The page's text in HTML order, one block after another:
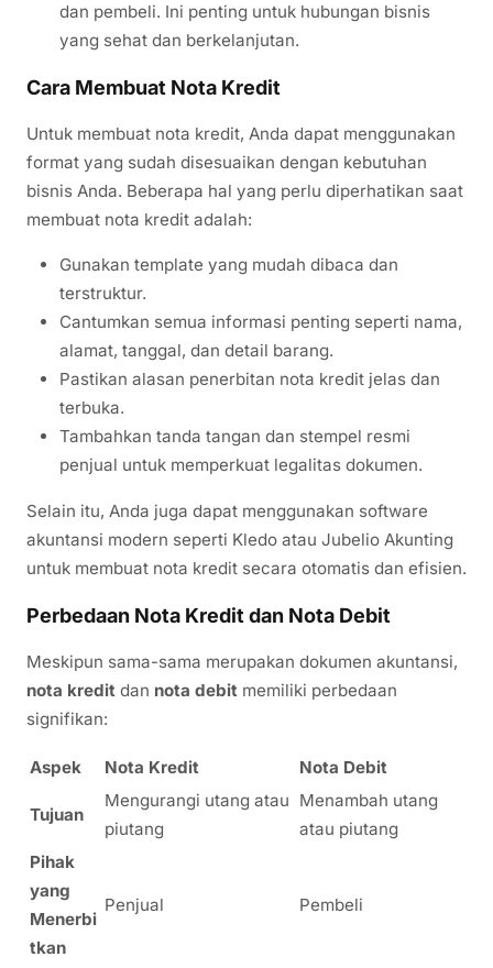
dan pembeli. Ini penting untuk hubungan bisnis
yang sehat dan berkelanjutan.
Cara Membuat Nota Kredit
Untuk membuat nota kredit, Anda dapat menggunakan
format yang sudah disesuaikan dengan kebutuhan
bisnis Anda. Beberapa hal yang perlu diperhatikan saat
membuat nota kredit adalah:
Gunakan template yang mudah dibaca dan
terstruktur.
Cantumkan semua informasi penting seperti nama,
alamat, tanggal, dan detail barang.
Pastikan alasan penerbitan nota kredit jelas dan
terbuka.
Tambahkan tanda tangan dan stempel resmi
penjual untuk memperkuat legalitas dokumen.
Selain itu, Anda juga dapat menggunakan software
akuntansi modern seperti Kledo atau Jubelio Akunting
untuk membuat nota kredit secara otomatis dan efisien.
Perbedaan Nota Kredit dan Nota Debit
Meskipun sama-sama merupakan dokumen akuntansi,
nota kredit dan nota debit memiliki perbedaan
signifikan:
Aspek Nota Kredit Nota Debit
Tujuan
Mengurangi utang atau
piutang
Menambah utang
atau piutang
Pihak
yang
Menerbi
tkan
Penjual Pembeli